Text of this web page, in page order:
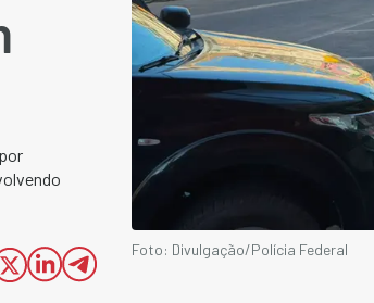
Foto: Divulgação/Polícia Federal